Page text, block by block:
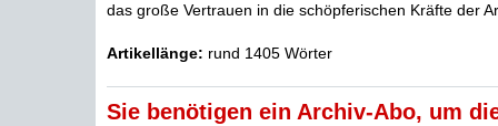
das große Vertrauen in die schöpferischen Kräfte der
Artikellänge: rund 1405 Wörter
Sie benötigen ein Archiv-Abo, um